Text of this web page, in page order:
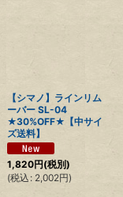
【シマノ】ラインリム
ーバー SL-04
★30%OFF★【中サイ
ズ送料】
1,820円(税別)
(税込 : 2,002円)